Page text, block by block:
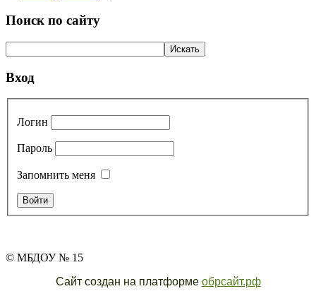
Поиск по сайту
Вход
Логин
Пароль
Запомнить меня
© МБДОУ № 15
Сайт создан на платформе обрсайт.рф